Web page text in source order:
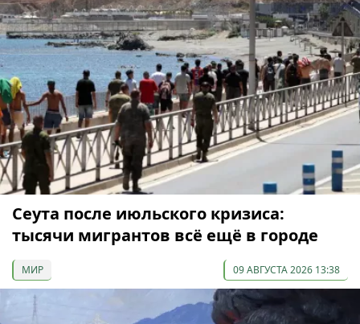
Сеута после июльского кризиса:
тысячи мигрантов всё ещё в городе
МИР 09 АВГУСТА 2026 13:38